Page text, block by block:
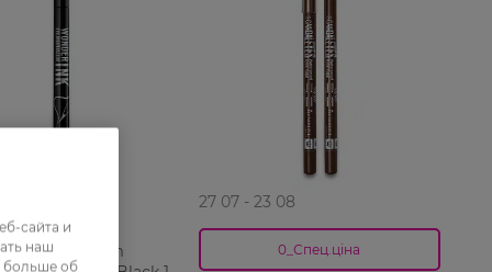
для глаз Rm
27 07 - 23 08
0_Спец.ціна
сайта и
наш
больше об